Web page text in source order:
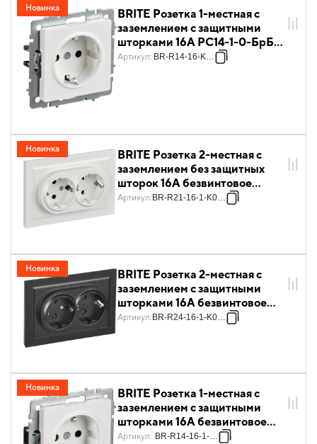
BRITE Розетка 1-местная с
заземлением с защитными
шторками 16А РС14-1-0-БрБ
РФ белый IEK
Артикул: BR-R14-16-K011
Новинка
BRITE Розетка 2-местная с
заземлением без защитных
шторок 16А безвинтовое
крепление в сборе РС22-3-
Артикул: BR-R21-16-1-K01-F
Новинка
BRITE Розетка 2-местная с
заземлением с защитными
шторками 16А безвинтовое
крепление в сборе РСш22-3-
Артикул: BR-R24-16-1-K02-F
Новинка
BRITE Розетка 1-местная с
заземлением с защитными
шторками 16А безвинтовое
крепление РС24-1-0-БрБ
Артикул: BR-R14-16-1-K01
Новинка